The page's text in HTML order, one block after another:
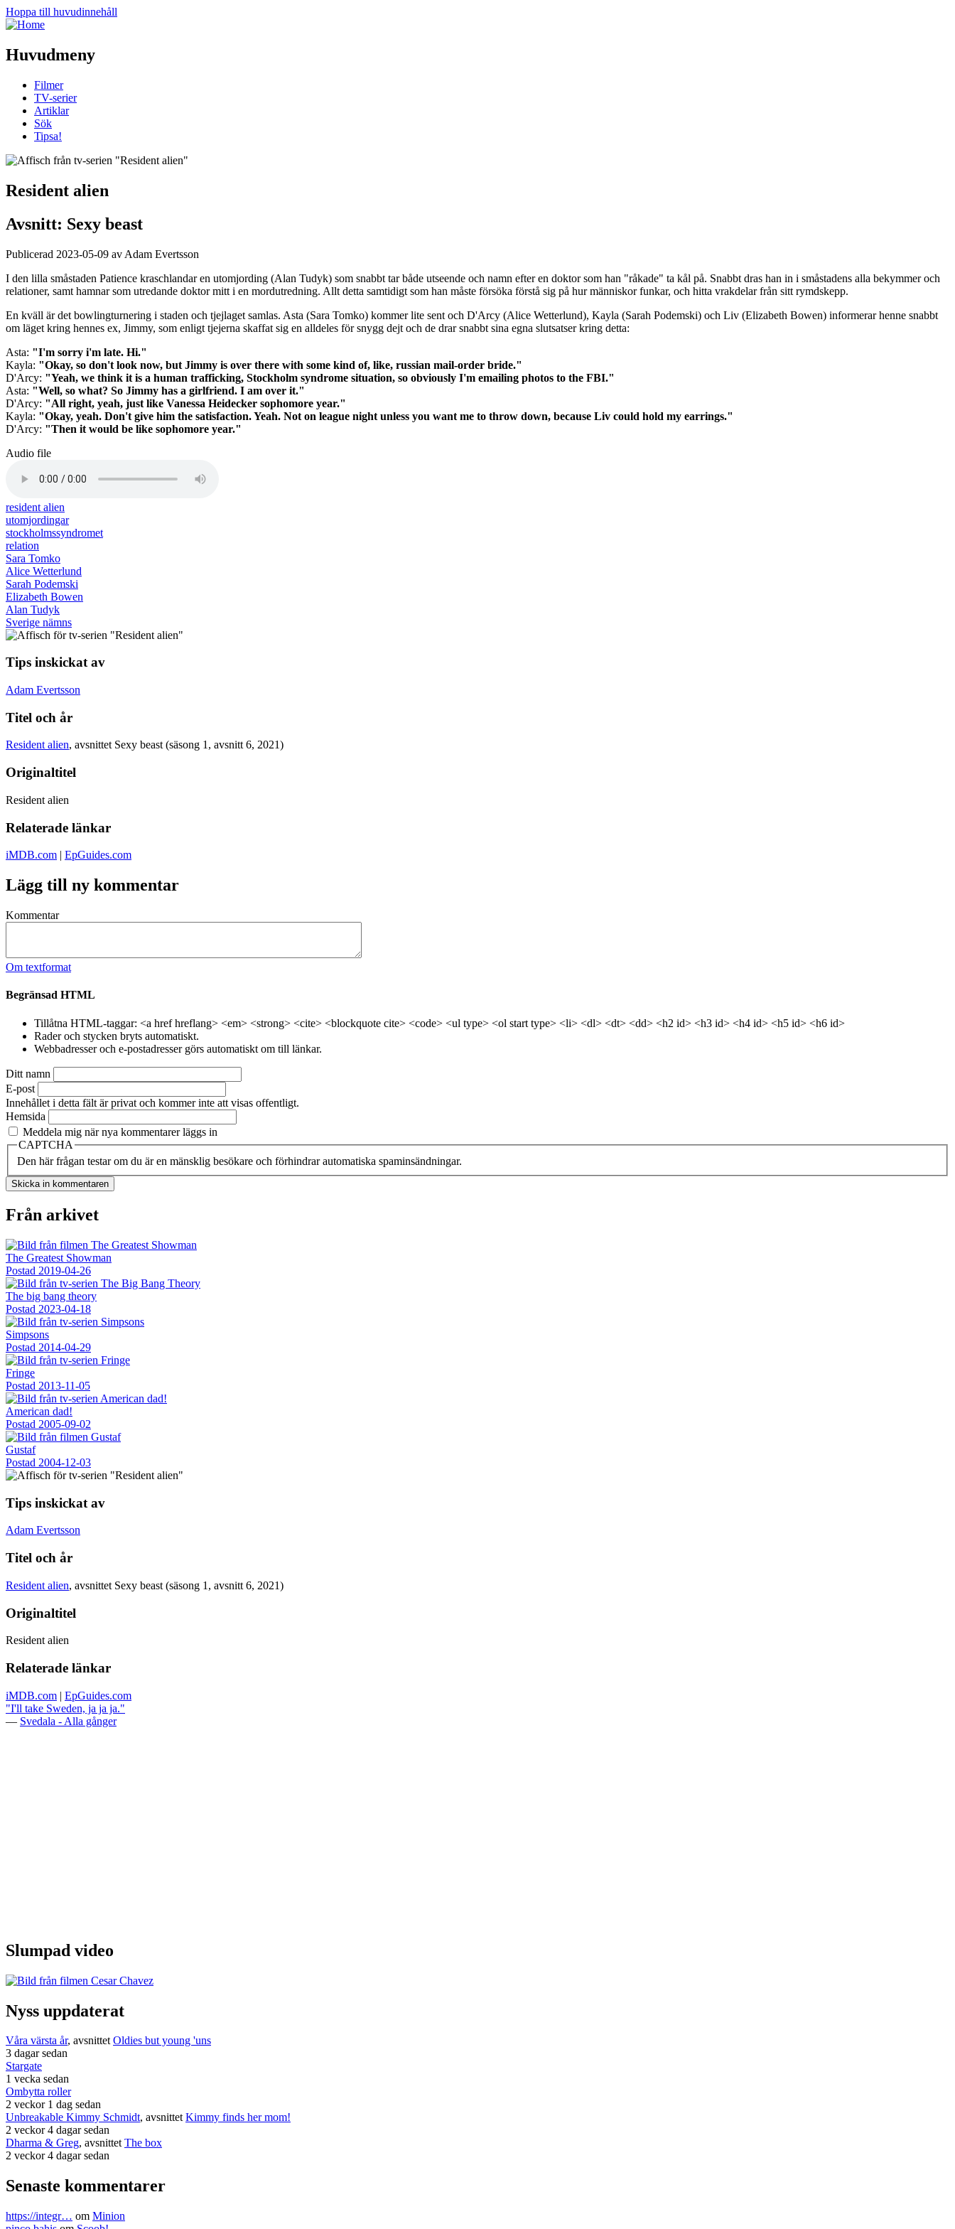
Hoppa till huvudinnehåll
Huvudmeny
Filmer
TV-serier
Artiklar
Sök
Tipsa!
Resident alien
Avsnitt: Sexy beast
Publicerad 2023-05-09 av Adam Evertsson
I den lilla småstaden Patience kraschlandar en utomjording (Alan Tudyk) som snabbt tar både utseende och namn efter en doktor som han "råkade" ta kål på. Snabbt dras han in i småstadens alla bekymmer och
relationer, samt hamnar som utredande doktor mitt i en mordutredning. Allt detta samtidigt som han måste försöka förstå sig på hur människor funkar, och hitta vrakdelar från sitt rymdskepp.
En kväll är det bowlingturnering i staden och tjejlaget samlas. Asta (Sara Tomko) kommer lite sent och D'Arcy (Alice Wetterlund), Kayla (Sarah Podemski) och Liv (Elizabeth Bowen) informerar henne snabbt
om läget kring hennes ex, Jimmy, som enligt tjejerna skaffat sig en alldeles för snygg dejt och de drar snabbt sina egna slutsatser kring detta:
Asta: "I'm sorry i'm late. Hi."
Kayla: "Okay, so don't look now, but Jimmy is over there with some kind of, like, russian mail‐order bride."
D'Arcy: "Yeah, we think it is a human trafficking, Stockholm syndrome situation, so obviously I'm emailing photos to the FBI."
Asta: "Well, so what? So Jimmy has a girlfriend. I am over it."
D'Arcy: "All right, yeah, just like Vanessa Heidecker sophomore year."
Kayla: "Okay, yeah. Don't give him the satisfaction. Yeah. Not on league night unless you want me to throw down, because Liv could hold my earrings."
D'Arcy: "Then it would be like sophomore year."
Audio file
resident alien
utomjordingar
stockholmssyndromet
relation
Sara Tomko
Alice Wetterlund
Sarah Podemski
Elizabeth Bowen
Alan Tudyk
Sverige nämns
Tips inskickat av
Adam Evertsson
Titel och år
Resident alien, avsnittet Sexy beast (säsong 1, avsnitt 6, 2021)
Originaltitel
Resident alien
Relaterade länkar
iMDB.com | EpGuides.com
Lägg till ny kommentar
Kommentar
Om textformat
Begränsad HTML
Tillåtna HTML-taggar: <a href hreflang> <em> <strong> <cite> <blockquote cite> <code> <ul type> <ol start type> <li> <dl> <dt> <dd> <h2 id> <h3 id> <h4 id> <h5 id> <h6 id>
Rader och stycken bryts automatiskt.
Webbadresser och e-postadresser görs automatiskt om till länkar.
Ditt namn
E-post
Innehållet i detta fält är privat och kommer inte att visas offentligt.
Hemsida
Meddela mig när nya kommentarer läggs in
CAPTCHA
Den här frågan testar om du är en mänsklig besökare och förhindrar automatiska spaminsändningar.
Från arkivet
The Greatest Showman
Postad 2019-04-26
The big bang theory
Postad 2023-04-18
Simpsons
Postad 2014-04-29
Fringe
Postad 2013-11-05
American dad!
Postad 2005-09-02
Gustaf
Postad 2004-12-03
Tips inskickat av
Adam Evertsson
Titel och år
Resident alien, avsnittet Sexy beast (säsong 1, avsnitt 6, 2021)
Originaltitel
Resident alien
Relaterade länkar
iMDB.com | EpGuides.com
"I'll take Sweden, ja ja ja."
— Svedala - Alla gånger
Slumpad video
Nyss uppdaterat
Våra värsta år, avsnittetOldies but young 'uns
3 dagar sedan
Stargate
1 vecka sedan
Ombytta roller
2 veckor 1 dag sedan
Unbreakable Kimmy Schmidt, avsnittetKimmy finds her mom!
2 veckor 4 dagar sedan
Dharma & Greg, avsnittetThe box
2 veckor 4 dagar sedan
Senaste kommentarer
https://integr… om Minion